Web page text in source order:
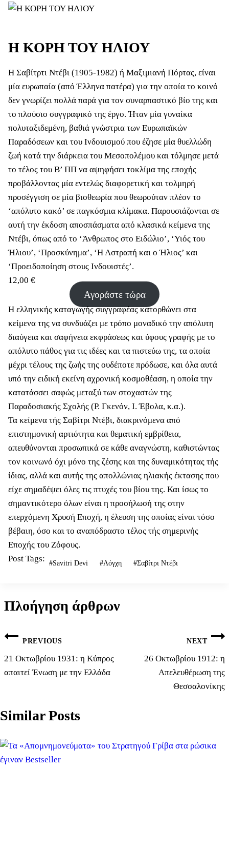
Η ΚΟΡΗ ΤΟΥ ΗΛΙΟΥ
Η Σαβίτρτι Ντέβι (1905-1982) ή Μαξιμιανή Πόρτας, είναι
μία ευρωπαία (από Έλληνα πατέρα) για την οποία το κοινό
δεν γνωρίζει πολλά παρά για τον συναρπαστικό βίο της και
το πλούσιο συγγραφικό της έργο. Ήταν μία γυναίκα
πολυταξιδεμένη, βαθιά γνώστρια των Ευρωπαϊκών
Παραδόσεων και του Ινδουισμού που έζησε μία θυελλώδη
ζωή κατά την διάρκεια του Μεσοπολέμου και τόλμησε μετά
το τέλος του Β’ ΠΠ να αψηφήσει τοκλίμα της εποχής
προβάλλοντας μία εντελώς διαφορετική και τολμηρή
προσέγγιση σε μία βιοθεωρία που θεωρούταν πλέον το
‘απόλυτο κακό’ σε παγκόσμια κλίμακα. Παρουσιάζονται σε
αυτή την έκδοση αποσπάσματα από κλασικά κείμενα της
Ντέβι, όπως από το ‘Άνθρωπος στο Ειδώλιο’, ‘Υιός του
Ήλιου’, ‘Προσκύνημα’, ‘Η Αστραπή και ο Ήλιος’ και
‘Προειδοποίηση στους Ινδουιστές’.
12,00 €
Αγοράστε τώρα
Η ελληνικής καταγωγής συγγραφέας κατορθώνει στα
κείμενα της να συνδυάζει με τρόπο μοναδικό την απόλυτη
διαύγεια και σαφήνεια εκφράσεως και ύφους γραφής με το
απόλυτο πάθος για τις ιδέες και τα πιστεύω της, τα οποία
μέχρι τέλους της ζωής της ουδέποτε πρόδωσε, και όλα αυτά
υπό την ειδική εκείνη αχρονική κοσμοθέαση, η οποία την
κατατάσσει σαφώς μεταξύ των στοχαστών της
Παραδοσιακής Σχολής (Ρ. Γκενόν, Ι. Έβολα, κ.α.).
Τα κείμενα τής Σαβίτρι Ντέβι, διακρινόμενα από
επιστημονική αρτιότητα και θεματική εμβρίθεια,
απευθύνονται προσωπικά σε κάθε αναγνώστη, καθιστώντας
τον κοινωνό όχι μόνο της ζέσης και της δυναμικότητας τής
ίδιας, αλλά και αυτής της απολλώνιας ηλιακής έκτασης που
είχε σημαδέψει όλες τις πτυχές του βίου της. Και ίσως το
σημαντικότερο όλων είναι η προσήλωσή της στην
επερχόμενη Χρυσή Εποχή, η έλευση της οποίας είναι τόσο
βέβαιη, όσο και το αναπόδραστο τέλος τής σημερινής
Εποχής του Ζόφους.
Post Tags:
#Savitri Devi #Λόγχη #Σαβίτρι Ντέβι
Πλοήγηση άρθρων
PREVIOUS
21 Οκτωβρίου 1931: η Κύπρος
απαιτεί Ένωση με την Ελλάδα
NEXT
26 Οκτωβρίου 1912: η
Απελευθέρωση της
Θεσσαλονίκης
Similar Posts